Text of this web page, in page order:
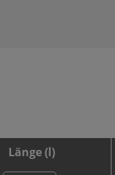
Länge (l)